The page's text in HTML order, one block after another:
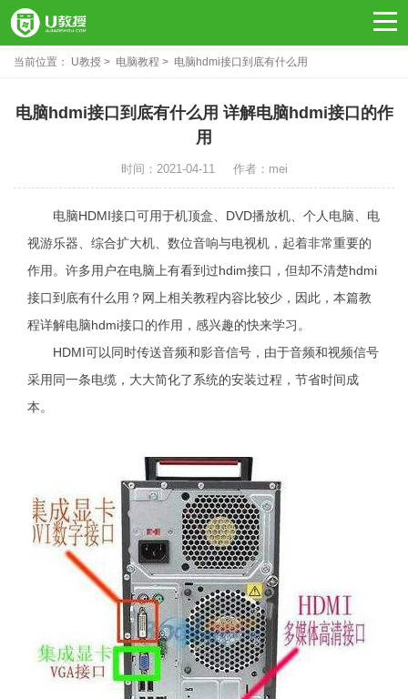
当前位置： U教授 电脑教程 电脑hdmi接口到底有什么用
电脑hdmi接口到底有什么用 详解电脑hdmi接口的作
用
时间：2021-04-11 作者：mei
电脑HDMI接口可用于机顶盒、DVD播放机、个人电脑、电
视游乐器、综合扩大机、数位音响与电视机，起着非常重要的
作用。许多用户在电脑上有看到过hdim接口，但却不清楚hdmi
接口到底有什么用？网上相关教程内容比较少，因此，本篇教
程详解电脑hdmi接口的作用，感兴趣的快来学习。
HDMI可以同时传送音频和影音信号，由于音频和视频信号
采用同一条电缆，大大简化了系统的安装过程，节省时间成
本。